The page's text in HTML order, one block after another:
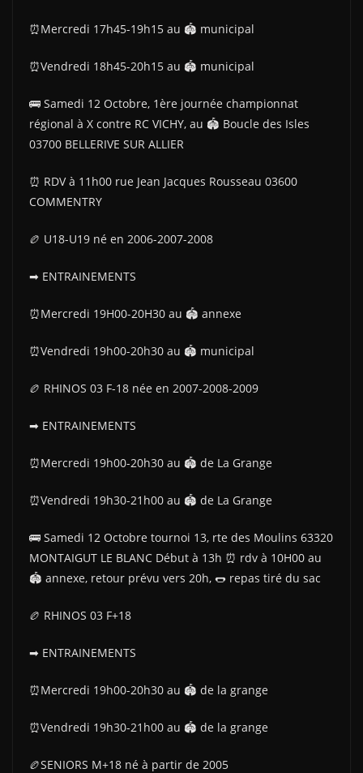
⏰Mercredi 17h45-19h15 au 🏟 municipal
⏰Vendredi 18h45-20h15 au 🏟 municipal
🚌 Samedi 12 Octobre, 1ère journée championnat
régional à X contre RC VICHY, au 🏟 Boucle des Isles
03700 BELLERIVE SUR ALLIER
⏰ RDV à 11h00 rue Jean Jacques Rousseau 03600
COMMENTRY
🏉 U18-U19 né en 2006-2007-2008
➡ ENTRAINEMENTS
⏰Mercredi 19H00-20H30 au 🏟 annexe
⏰Vendredi 19h00-20h30 au 🏟 municipal
🏉 RHINOS 03 F-18 née en 2007-2008-2009
➡ ENTRAINEMENTS
⏰Mercredi 19h00-20h30 au 🏟 de La Grange
⏰Vendredi 19h30-21h00 au 🏟 de La Grange
🚌 Samedi 12 Octobre tournoi 13, rte des Moulins 63320
MONTAIGUT LE BLANC Début à 13h ⏰ rdv à 10H00 au
🏟 annexe, retour prévu vers 20h, 🌭 repas tiré du sac
🏉 RHINOS 03 F+18
➡ ENTRAINEMENTS
⏰Mercredi 19h00-20h30 au 🏟 de la grange
⏰Vendredi 19h30-21h00 au 🏟 de la grange
🏉SENIORS M+18 né à partir de 2005